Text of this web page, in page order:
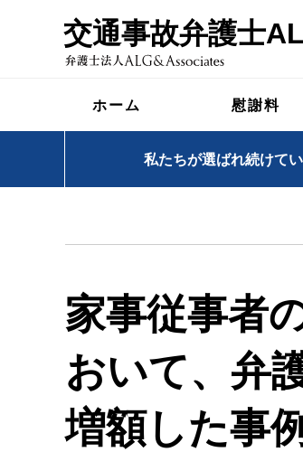
交通事故弁護士
ホーム 慰謝料
私たちが選ばれ続けて
家事従事者
おいて、弁
増額した事例